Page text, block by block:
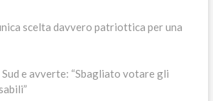
scelta davvero patriottica per una
e avverte: “Sbagliato votare gli